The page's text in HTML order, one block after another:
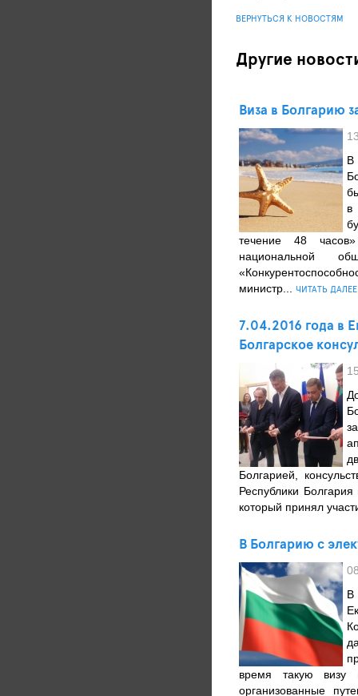
ВЕРНУТЬСЯ К НОВОСТЯМ
Другие
Виза в Болгарию
В
в
течение 48
национальной
министр... ЧИТАТЬ ДАЛЕЕ
7.04.2016 года в
Болгарское
Болгарией,
Республики
который принял
В Болгарию с
время такую визу
организованные